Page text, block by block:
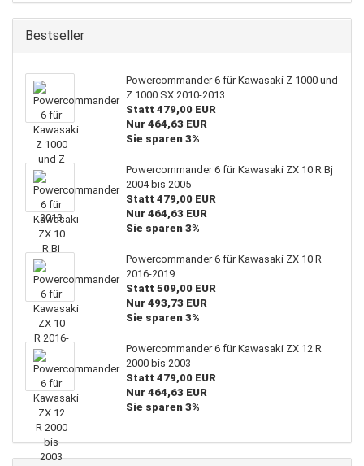
Bestseller
Powercommander 6 für Kawasaki Z 1000 und
Z 1000 SX 2010-2013
Statt 479,00 EUR
Nur 464,63 EUR
Sie sparen 3%
Powercommander 6 für Kawasaki ZX 10 R Bj
2004 bis 2005
Statt 479,00 EUR
Nur 464,63 EUR
Sie sparen 3%
Powercommander 6 für Kawasaki ZX 10 R
2016-2019
Statt 509,00 EUR
Nur 493,73 EUR
Sie sparen 3%
Powercommander 6 für Kawasaki ZX 12 R
2000 bis 2003
Statt 479,00 EUR
Nur 464,63 EUR
Sie sparen 3%